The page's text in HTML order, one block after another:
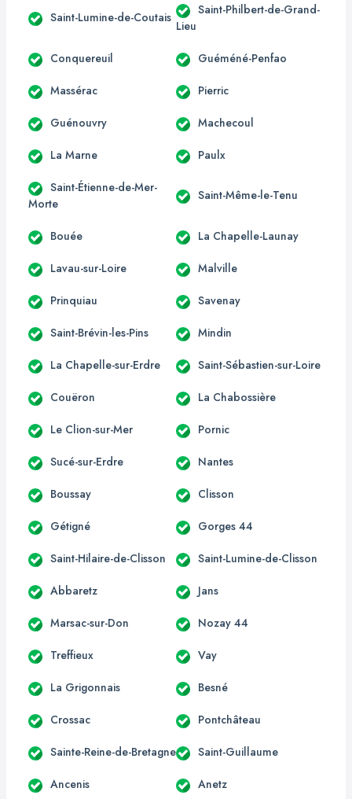
Saint-Lumine-de-Coutais
Saint-Philbert-de-Grand-
Lieu
Conquereuil Guéméné-Penfao
Massérac Pierric
Guénouvry Machecoul
La Marne Paulx
Saint-Étienne-de-Mer-
Morte
Saint-Même-le-Tenu
Bouée La Chapelle-Launay
Lavau-sur-Loire Malville
Prinquiau Savenay
Saint-Brévin-les-Pins Mindin
La Chapelle-sur-Erdre Saint-Sébastien-sur-Loire
Couëron La Chabossière
Le Clion-sur-Mer Pornic
Sucé-sur-Erdre Nantes
Boussay Clisson
Gétigné Gorges 44
Saint-Hilaire-de-Clisson Saint-Lumine-de-Clisson
Abbaretz Jans
Marsac-sur-Don Nozay 44
Treffieux Vay
La Grigonnais Besné
Crossac Pontchâteau
Sainte-Reine-de-Bretagne Saint-Guillaume
Ancenis Anetz